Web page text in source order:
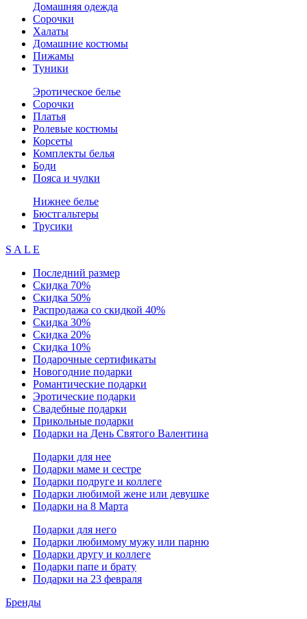
Домашняя одежда
Сорочки
Халаты
Домашние костюмы
Пижамы
Туники
Эротическое белье
Сорочки
Платья
Ролевые костюмы
Корсеты
Комплекты белья
Боди
Пояса и чулки
Нижнее белье
Бюстгальтеры
Трусики
S A L E
Последний размер
Скидка 70%
Скидка 50%
Распродажа со скидкой 40%
Скидка 30%
Скидка 20%
Скидка 10%
Подарочные сертификаты
Новогодние подарки
Романтические подарки
Эротические подарки
Свадебные подарки
Прикольные подарки
Подарки на День Святого Валентина
Подарки для нее
Подарки маме и сестре
Подарки подруге и коллеге
Подарки любимой жене или девушке
Подарки на 8 Марта
Подарки для него
Подарки любимому мужу или парню
Подарки другу и коллеге
Подарки папе и брату
Подарки на 23 февраля
Бренды